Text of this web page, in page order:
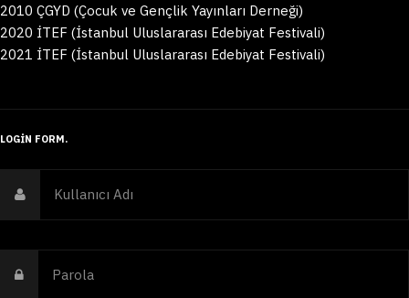
2010 ÇGYD (Çocuk ve Gençlik Yayınları Derneği)
2020 İTEF (İstanbul Uluslararası Edebiyat Festivali)
2021 İTEF (İstanbul Uluslararası Edebiyat Festivali)
LOGIN FORM